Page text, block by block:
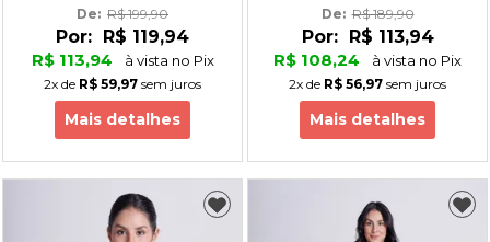
De: R$ 199,90
Por:
R$ 119,94
R$ 113,94
à vista no Pix
2x de R$ 59,97 sem juros
Mais detalhes
De: R$ 189,90
Por:
R$ 113,94
R$ 108,24
à vista no Pix
2x de R$ 56,97 sem juros
Mais detalhes